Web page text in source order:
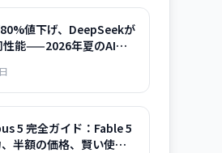
値下げ、DeepSeekが
性能——2026年夏のAIモ
5 完全ガイド：Fable 5
半額の価格、賢い使い